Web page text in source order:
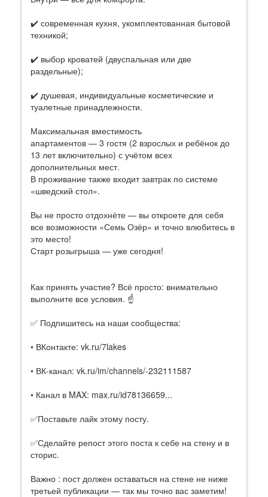
✔️ современная кухня, укомплектованная бытовой
техникой;
✔️ выбор кроватей (двуспальная или две
раздельные);
✔️ душевая, индивидуальные косметические и
туалетные принадлежности.
Максимальная вместимость
апартаментов — 3 гостя (2 взрослых и ребёнок до
13 лет включительно) с учётом всех
дополнительных мест.
В проживание также входит завтрак по системе
«шведский стол».
Вы не просто отдохнёте — вы откроете для себя
все возможности «Семь Озёр» и точно влюбитесь в
это место!
Старт розыгрыша — уже сегодня!
Как принять участие? Всё просто: внимательно
выполните все условия. ☝️
✅ Подпишитесь на наши сообщества:
• ВКонтакте: vk.ru/7lakes
• ВК‑канал: vk.ru/im/channels/-232111587
• Канал в MAX: max.ru/id78136659...
✅Поставьте лайк этому посту.
✅Сделайте репост этого поста к себе на стену и в
сторис.
Важно : пост должен оставаться на стене не ниже
третьей публикации — так мы точно вас заметим!